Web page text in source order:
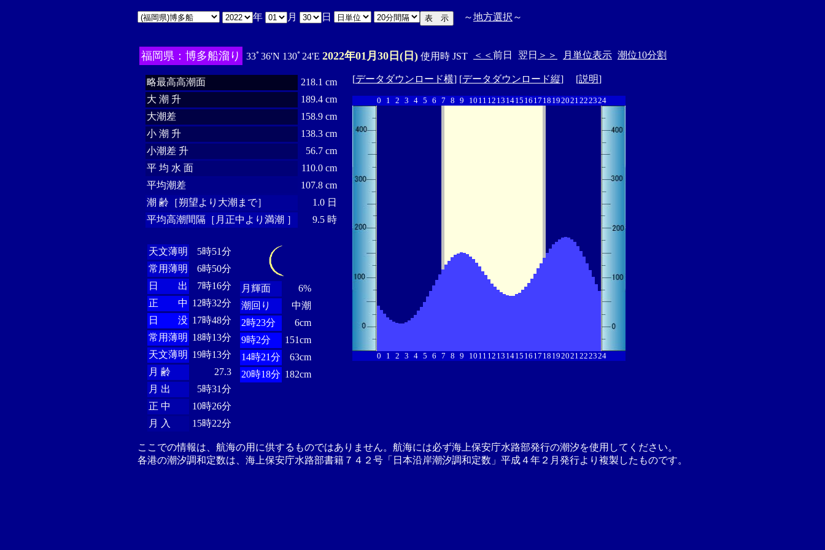
年 月 日 ～地方選択 ～
福岡県：博多船溜り 33ﾟ36'N 130ﾟ24'E 2022年01月30日(日) 使用時 JST ＜＜ 前日 翌日 ＞＞ 月単位表示 潮位10分割
略最高高潮面
218.1 cm
大 潮 升
189.4 cm
大潮差
158.9 cm
小 潮 升
138.3 cm
小潮差 升
56.7 cm
平 均 水 面
110.0 cm
平均潮差
107.8 cm
潮 齢［朔望より大潮まで］
1.0 日
平均高潮間隔［月正中より満潮 ］
9.5 時
天文薄明
5時51分
常用薄明
6時50分
日 出
7時16分
正 中 12時32分
日 没 17時48分
常用薄明 18時13分
天文薄明 19時13分
月 齢
27.3
月 出
5時31分
正 中
10時26分
月 入
15時22分
月輝面
6%
潮回り
中潮
2時23分
6cm
9時2分
151cm
14時21分
63cm
20時18分 182cm
[データダウンロード横] [データダウンロード縦] [説明]
0 1 2 3 4 5 6 7 8 9 10 11 12 13 1415 16 17 18 192021222324
0 1 2 3 4 5 6 7 8 9 10 11 12 13 1415 16 17 18 192021222324
ここでの情報は、航海の用に供するものではありません。航海には必ず海上保安庁水路部発行の潮汐を使用してください。
各港の潮汐調和定数は、海上保安庁水路部書籍７４２号「日本沿岸潮汐調和定数」平成４年２月発行より複製したものです。